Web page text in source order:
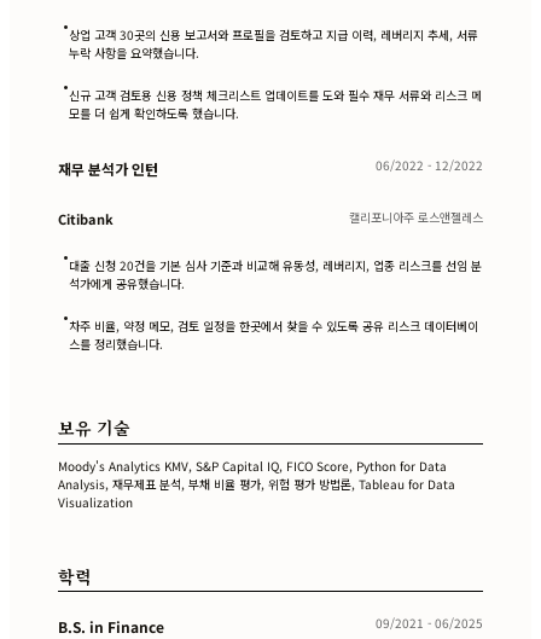
•상업 고객 30곳의 신용 보고서와 프로필을 검토하고 지급 이력, 레버리지 추세, 서류
누락 사항을 요약했습니다.
•신규 고객 검토용 신용 정책 체크리스트 업데이트를 도와 필수 재무 서류와 리스크 메
모를 더 쉽게 확인하도록 했습니다.
재무 분석가 인턴 06/2022 - 12/2022
Citibank 캘리포니아주 로스앤젤레스
•대출 신청 20건을 기본 심사 기준과 비교해 유동성, 레버리지, 업종 리스크를 선임 분
석가에게 공유했습니다.
•차주 비율, 약정 메모, 검토 일정을 한곳에서 찾을 수 있도록 공유 리스크 데이터베이
스를 정리했습니다.
보유 기술
Moody's Analytics KMV, S&P Capital IQ, FICO Score, Python for Data
Analysis, 재무제표 분석, 부채 비율 평가, 위험 평가 방법론, Tableau for Data
Visualization
학력
B.S. in Finance 09/2021 - 06/2025